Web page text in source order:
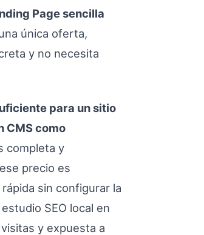
Page sencilla
única oferta,
y no necesita
para un sitio
CMS como
completa y
precio es
sin configurar la
SEO local en
y expuesta a